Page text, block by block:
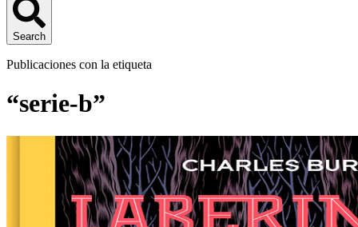
Search
Publicaciones con la etiqueta
“serie-b”